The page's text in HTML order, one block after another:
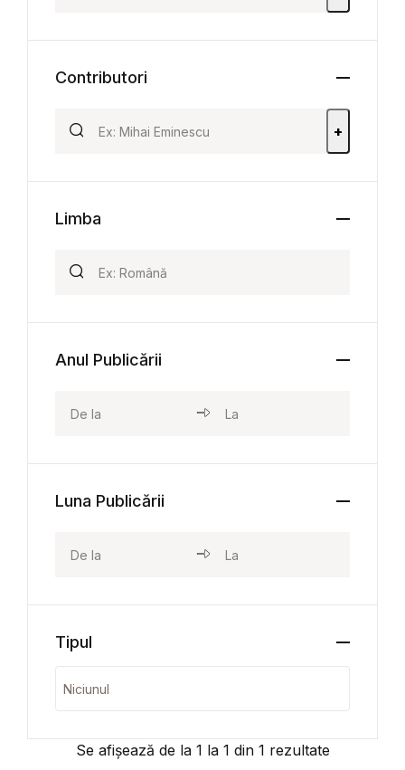
Se afișează de la 1 la 1 din 1 rezultate
Contributori
+
Limba
Anul Publicării
Luna Publicării
Tipul